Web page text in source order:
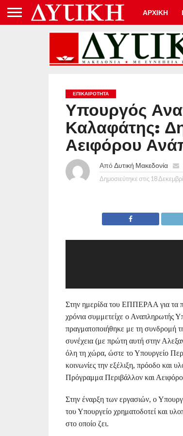
ΑΡΧΙΚΗ
ΕΠΙΚΑΙΡΟΤΗΤΑ
Υπουργός
Καλαφάτης:
Αειφόρου
ΑπόΔυτική Μακεδονία
Δημοσιεύτηκε στις 18
Στην ημερίδα του ΕΠΠΕΡΑΑ για τα
χρόνια συμμετείχε ο
πραγματοποιήθηκε με τη συνδρομή
συνέχεια (με πρώτη αυτή στην
όλη τη χώρα, ώστε το Υπουργείο
κοινωνίες την εξέλιξη, πρόοδο και
Πρόγραμμα Περιβάλλον και
Στην έναρξη των εργασιών, ο
του Υπουργείο χρηματοδοτεί και
στο οποίο ζει.